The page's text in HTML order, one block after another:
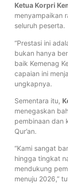
Ketua Korpri
menyampaikan
seluruh peserta.
“Prestasi ini
bukan hanya
baik Kemenag
capaian ini
ungkapnya.
Sementara itu,
menegaskan
pembinaan dan
Qur’an.
“Kami sangat
hingga tingkat
mendukung
menuju 2026,”